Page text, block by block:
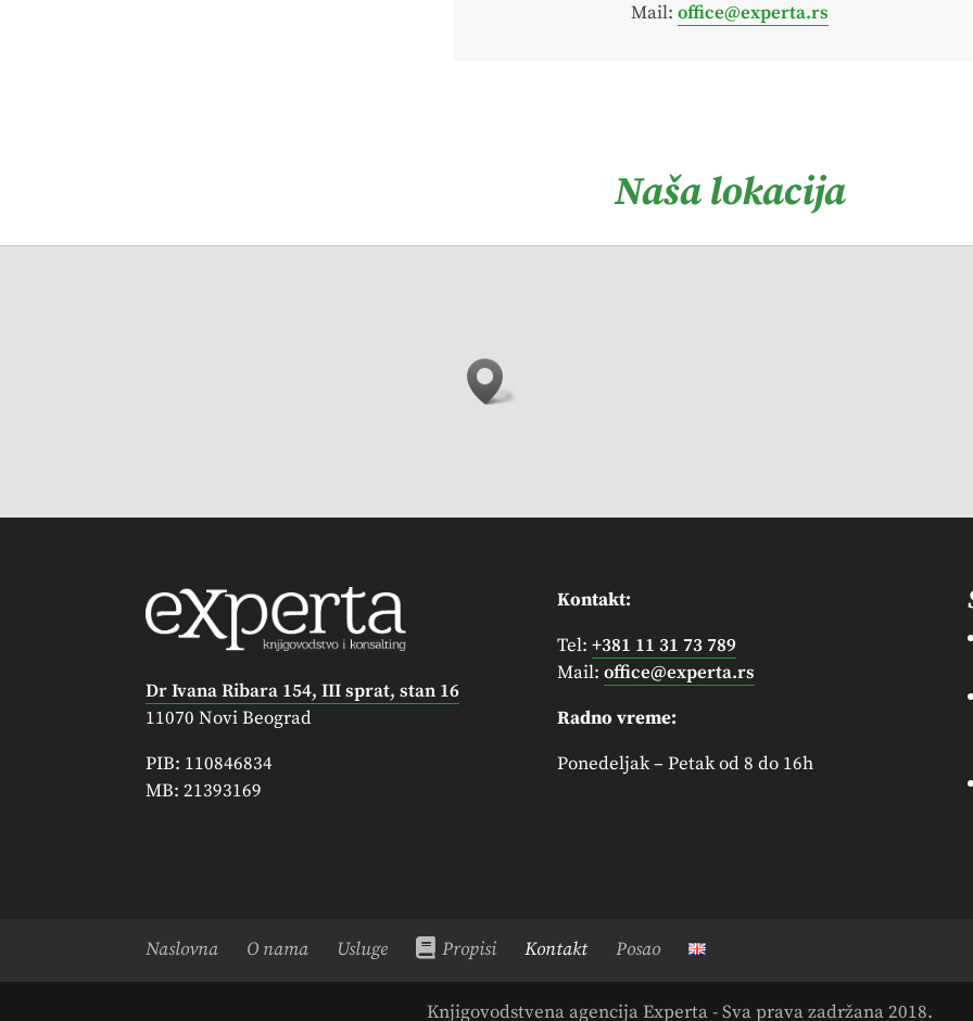
Mail: office@experta.rs
Naša lokacija
Dr Ivana Ribara 154, III sprat, stan 16
11070 Novi Beograd
PIB: 110846834
MB: 21393169
Kontakt:
Tel: +381 11 31 73 789
Mail: office@experta.rs
Radno vreme:
Ponedeljak – Petak od 8 do 16h
Naslovna O nama Usluge Propisi Kontakt Posao
Knjigovodstvena agencija Experta - Sva prava zadržana 2018.